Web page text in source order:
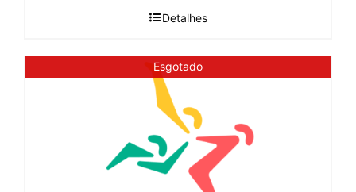
Detalhes
Esgotado